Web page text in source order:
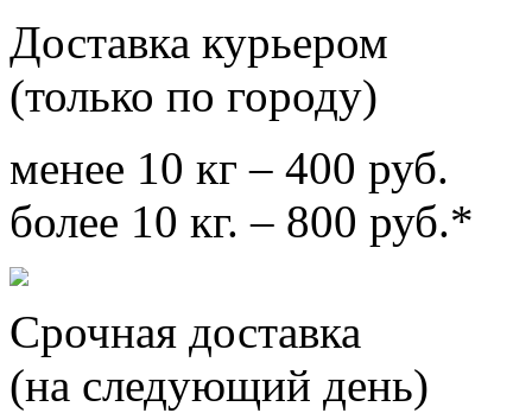
Доставка курьером
(только по городу)
менее 10 кг – 400 руб.
более 10 кг. – 800 руб.*
Срочная доставка
(на следующий день)